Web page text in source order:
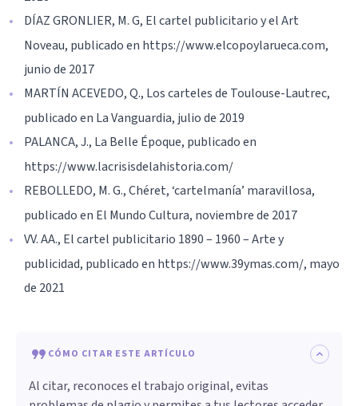
DÍAZ GRONLIER, M. G, El cartel publicitario y el Art
Noveau, publicado en https://www.elcopoylarueca.com,
junio de 2017
MARTÍN ACEVEDO, Q., Los carteles de Toulouse-Lautrec,
publicado en La Vanguardia, julio de 2019
PALANCA, J., La Belle Époque, publicado en
https://www.lacrisisdelahistoria.com/
REBOLLEDO, M. G., Chéret, ‘cartelmanía’ maravillosa,
publicado en El Mundo Cultura, noviembre de 2017
VV. AA., El cartel publicitario 1890 – 1960 – Arte y
publicidad, publicado en https://www.39ymas.com/, mayo
de 2021
CÓMO CITAR ESTE ARTÍCULO
Al citar, reconoces el trabajo original, evitas